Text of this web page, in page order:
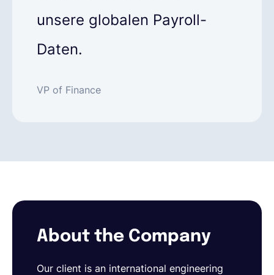
unsere globalen Payroll-
Daten.
VP of Finance
About the Company
Our client is an international engineering